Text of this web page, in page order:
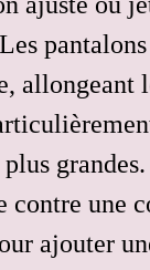
allongeant
contre une
ajouter